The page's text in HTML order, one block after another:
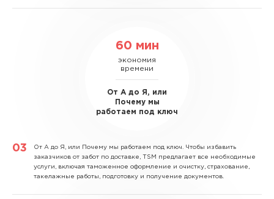
60 мин
экономия
времени
От А до Я, или
Почему мы
работаем под ключ
От А до Я, или Почему мы работаем под ключ. Чтобы избавить
заказчиков от забот по доставке, TSM предлагает все необходимые
услуги, включая таможенное оформление и очистку, страхование,
такелажные работы, подготовку и получение документов.